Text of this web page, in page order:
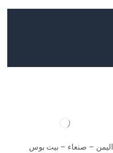
اليمن – صنعاء – بيت بوس